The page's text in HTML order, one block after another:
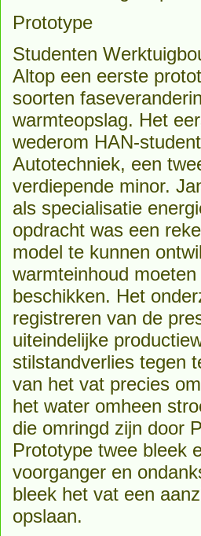
Prototype
Studenten
Altop een eerste
soorten
warmteopslag. Het
wederom HAN-
Autotechniek, een
verdiepende minor.
als specialisatie
opdracht was een
model te kunnen
warmteinhoud
beschikken. Het
registreren van de
uiteindelijke
stilstandverlies tegen
van het vat precies
het water omheen
die omringd zijn door
Prototype twee bleek
voorganger en
bleek het vat een
opslaan.